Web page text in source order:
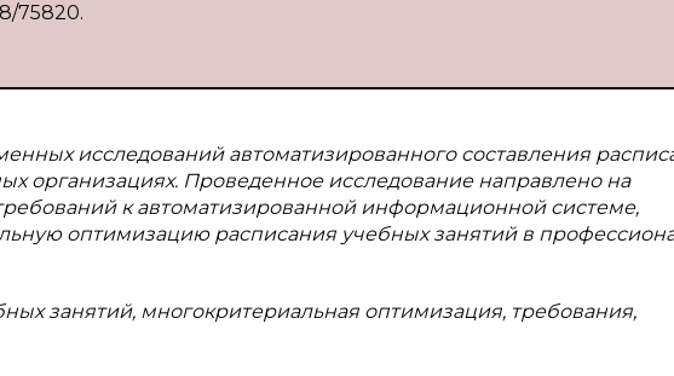
75820.
исследований автоматизированного составления
организациях. Проведенное исследование направлено на
к автоматизированной информационной системе,
оптимизацию расписания учебных занятий в
занятий, многокритериальная оптимизация, требования,